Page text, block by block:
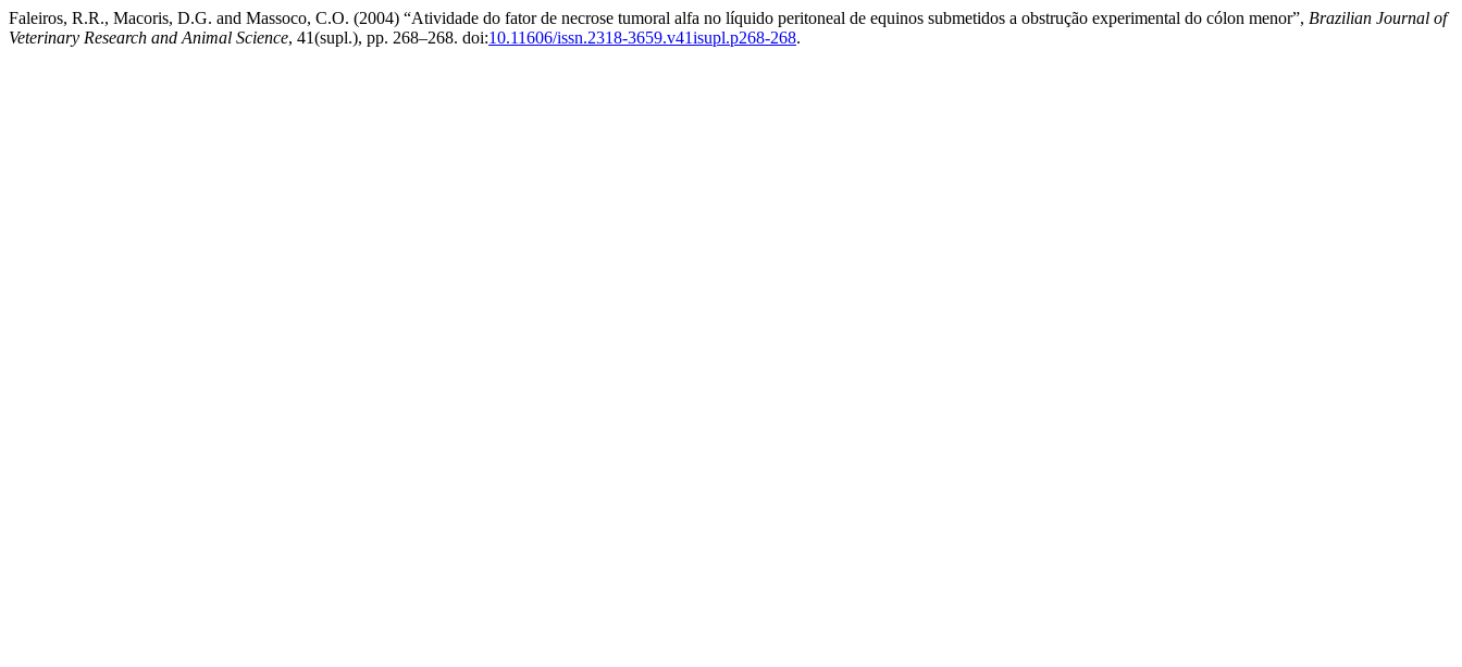
Faleiros, R.R., Macoris, D.G. and Massoco, C.O. (2004) “Atividade do fator de necrose tumoral alfa no líquido peritoneal de equinos submetidos a obstrução experimental do cólon menor”, Brazilian Journal of
Veterinary Research and Animal Science, 41(supl.), pp. 268–268. doi:10.11606/issn.2318-3659.v41isupl.p268-268.